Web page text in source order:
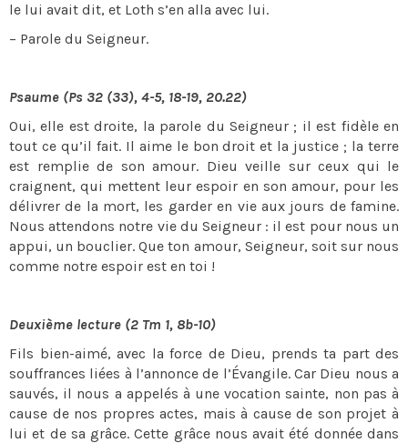
le lui avait dit, et Loth s’en alla avec lui.
– Parole du Seigneur.
Psaume (Ps 32 (33), 4-5, 18-19, 20.22)
Oui, elle est droite, la parole du Seigneur ; il est fidèle en
tout ce qu’il fait. Il aime le bon droit et la justice ; la terre
est remplie de son amour. Dieu veille sur ceux qui le
craignent, qui mettent leur espoir en son amour, pour les
délivrer de la mort, les garder en vie aux jours de famine.
Nous attendons notre vie du Seigneur : il est pour nous un
appui, un bouclier. Que ton amour, Seigneur, soit sur nous
comme notre espoir est en toi !
Deuxième lecture (2 Tm 1, 8b-10)
Fils bien-aimé, avec la force de Dieu, prends ta part des
souffrances liées à l’annonce de l’Évangile. Car Dieu nous a
sauvés, il nous a appelés à une vocation sainte, non pas à
cause de nos propres actes, mais à cause de son projet à
lui et de sa grâce. Cette grâce nous avait été donnée dans